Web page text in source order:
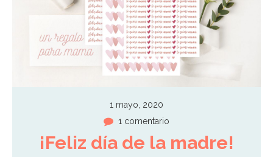
1 mayo, 2020
1 comentario
¡Feliz día de la madre!